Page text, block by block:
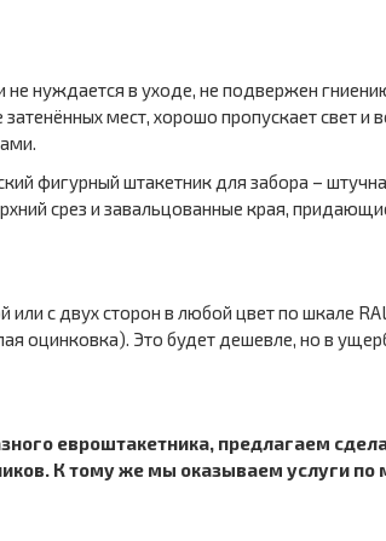
нуждается в уходе, не подвержен
мест, хорошо пропускает свет
фигурный штакетник для забора –
срез и завальцованные края,
с двух сторон в любой цвет по шкале
оцинковка). Это будет дешевле, но в
евроштакетника, предлагаем
К тому же мы оказываем услуги